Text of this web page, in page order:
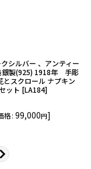
シルバー 、アンティー
銀製(925) 1918年 手彫
とスクロール ナプキン
ット [LA184]
格: 99,000円]